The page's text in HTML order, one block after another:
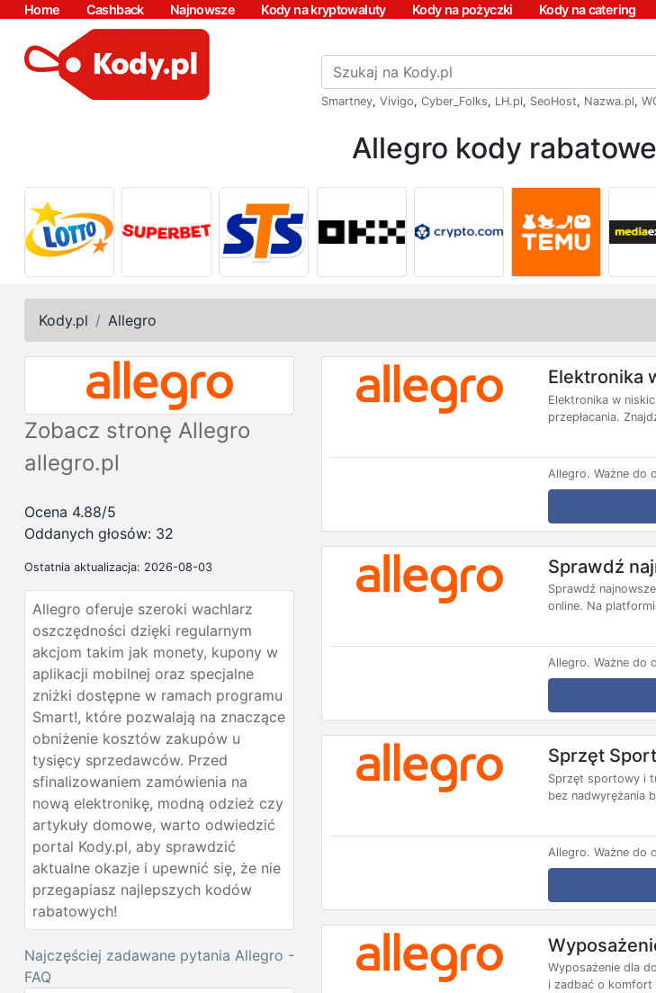
Home Cashback Najnowsze Kody na kryptowaluty Kody na pożyczki Kody na catering
Smartney, Vivigo, Cyber_Folks, LH.pl, SeoHost, Nazwa.pl,
Allegro kody
Kody.pl Allegro
Zobacz stronę Allegro
allegro.pl
Ocena 4.88/5
Oddanych głosów: 32
Ostatnia aktualizacja: 2026-08-03
Allegro oferuje szeroki wachlarz
oszczędności dzięki regularnym
akcjom takim jak monety, kupony w
aplikacji mobilnej oraz specjalne
zniżki dostępne w ramach programu
Smart!, które pozwalają na znaczące
obniżenie kosztów zakupów u
tysięcy sprzedawców. Przed
sfinalizowaniem zamówienia na
nową elektronikę, modną odzież czy
artykuły domowe, warto odwiedzić
portal Kody.pl, aby sprawdzić
aktualne okazje i upewnić się, że nie
przegapiasz najlepszych kodów
rabatowych!
Najczęściej zadawane pytania Allegro -
FAQ
Elektronika
Elektronika w
przepłacania.
Allegro. Ważne do
Sprawdź
Sprawdź
online. Na
Allegro. Ważne do
Sprzęt
Sprzęt sportowy i
bez nadwyrężania
Allegro. Ważne do
Wyposażenie dla
i zadbać o komfort